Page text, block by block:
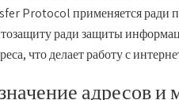
Protocol применяется ради
ради защиты
что делает работу с
адресов и